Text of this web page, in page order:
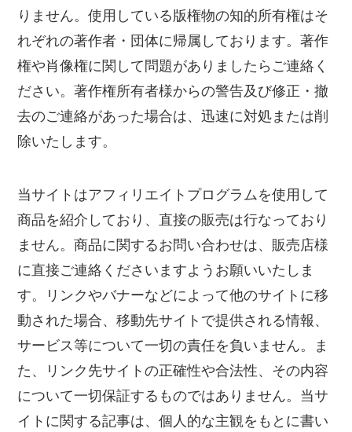
りません。使用している版権物の知的所有権はそ
れぞれの著作者・団体に帰属しております。著作
権や肖像権に関して問題がありましたらご連絡く
ださい。著作権所有者様からの警告及び修正・撤
去のご連絡があった場合は、迅速に対処または削
除いたします。
当サイトはアフィリエイトプログラムを使用して
商品を紹介しており、直接の販売は行なっており
ません。商品に関するお問い合わせは、販売店様
に直接ご連絡くださいますようお願いいたしま
す。リンクやバナーなどによって他のサイトに移
動された場合、移動先サイトで提供される情報、
サービス等について一切の責任を負いません。ま
た、リンク先サイトの正確性や合法性、その内容
について一切保証するものではありません。当サ
イトに関する記事は、個人的な主観をもとに書い